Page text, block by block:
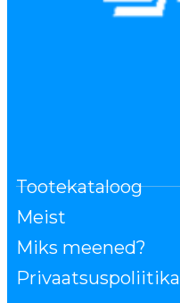
Tootekataloog
Meist
Miks meened?
Privaatsuspoliitika